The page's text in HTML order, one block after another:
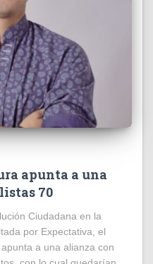
apunta a una
70
Ciudadana en la
por Expectativa, el
a una alianza con